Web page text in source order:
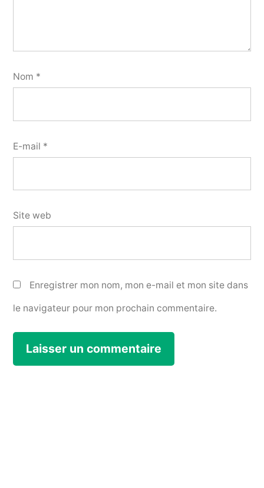
Nom *
E-mail *
Site web
Enregistrer mon nom, mon e-mail et mon site dans
le navigateur pour mon prochain commentaire.